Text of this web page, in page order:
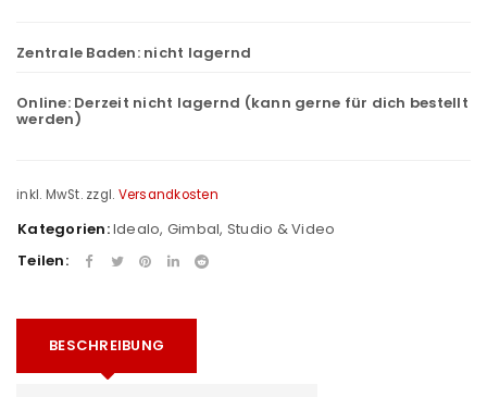
Zentrale Baden: nicht lagernd
Online: Derzeit nicht lagernd (kann gerne für dich bestellt
werden)
inkl. MwSt. zzgl. Versandkosten
Kategorien:Idealo, Gimbal, Studio & Video
Teilen:
BESCHREIBUNG